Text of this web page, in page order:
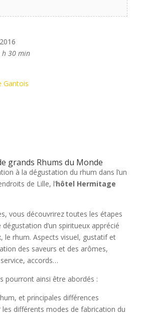
h 30 min
Gantois
grands Rhums du Monde
à la dégustation du rhum dans l’un
de Lille, l’hôtel Hermitage
vous découvrirez toutes les étapes
d’un spiritueux apprécié
le rhum. Aspects visuel, gustatif et
des saveurs et des arômes,
accords…
pourront ainsi être abordés :
et principales différences
les différents modes de fabrication du